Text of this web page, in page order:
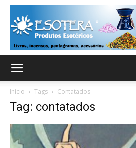
Início Tags Contatados
Tag: contatados